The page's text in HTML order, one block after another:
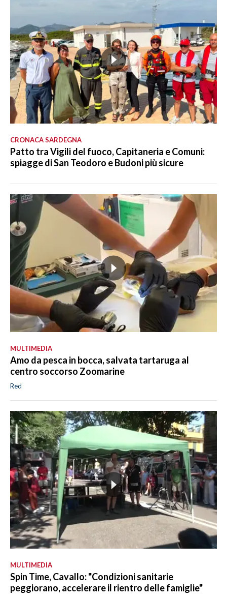
CRONACA SARDEGNA
Patto tra Vigili del fuoco, Capitaneria e Comuni:
spiagge di San Teodoro e Budoni più sicure
MULTIMEDIA
Amo da pesca in bocca, salvata tartaruga al
centro soccorso Zoomarine
Red
MULTIMEDIA
Spin Time, Cavallo: "Condizioni sanitarie
peggiorano, accelerare il rientro delle famiglie"